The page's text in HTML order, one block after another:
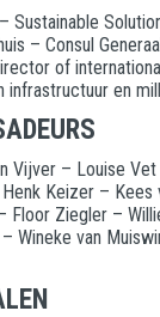
Sustainable
– Consul
of
infrastructuur en
Vijver – Louise
Keizer – Kees
Floor Ziegler –
Wineke van